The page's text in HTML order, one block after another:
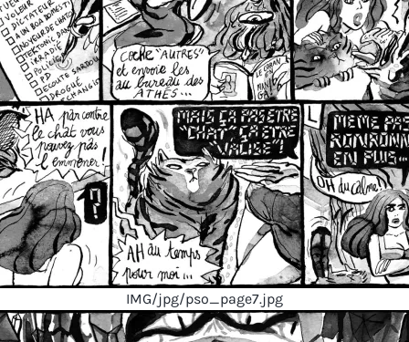
IMG/jpg/pso_page7.jpg